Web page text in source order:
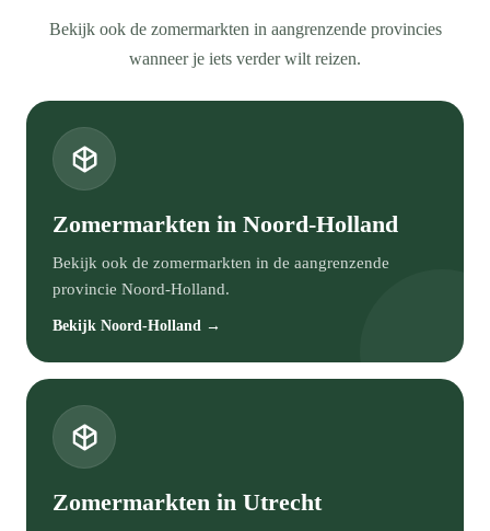
Bekijk ook de zomermarkten in aangrenzende provincies
wanneer je iets verder wilt reizen.
Zomermarkten in Noord-Holland
Bekijk ook de zomermarkten in de aangrenzende
provincie Noord-Holland.
Bekijk Noord-Holland →
Zomermarkten in Utrecht